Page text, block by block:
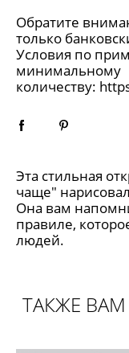
Обратите
только
Условия по
минимальному
количеству:
Эта стильная
чаще"
Она вам
правиле,
людей.
ТАКЖЕ